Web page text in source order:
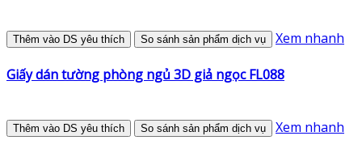
Thêm vào DS yêu thích So sánh sản phẩm dịch vụ Xem nhanh
Giấy dán tường phòng ngủ 3D giả ngọc FL088
Thêm vào DS yêu thích So sánh sản phẩm dịch vụ Xem nhanh